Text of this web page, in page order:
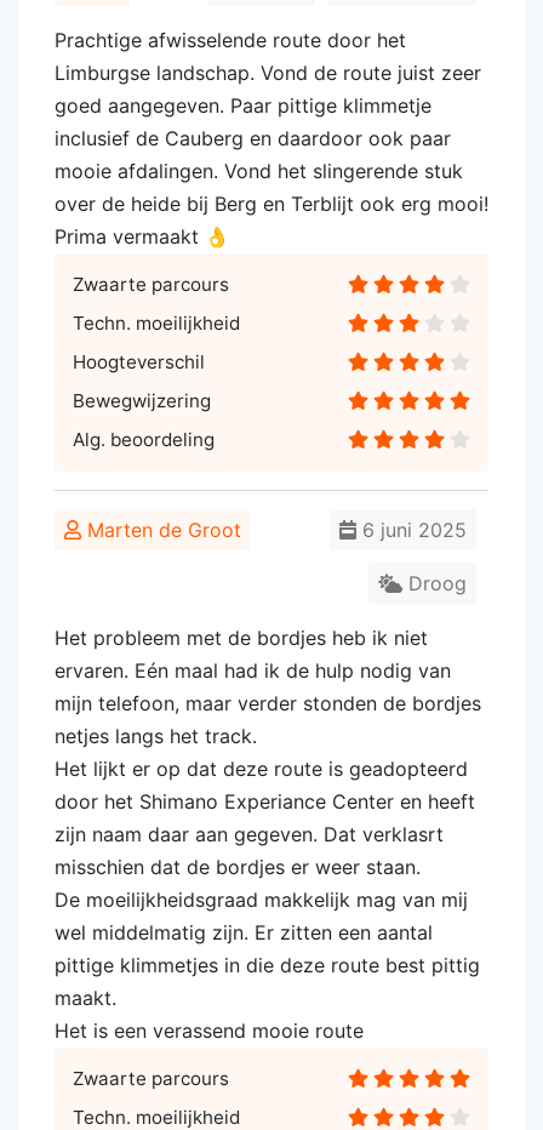
Prachtige afwisselende route door het
Limburgse landschap. Vond de route juist zeer
goed aangegeven. Paar pittige klimmetje
inclusief de Cauberg en daardoor ook paar
mooie afdalingen. Vond het slingerende stuk
over de heide bij Berg en Terblijt ook erg mooi!
Prima vermaakt 👌
Zwaarte parcours
Techn. moeilijkheid
Hoogteverschil
Bewegwijzering
Alg. beoordeling
Marten de Groot 6 juni 2025
Droog
Het probleem met de bordjes heb ik niet
ervaren. Eén maal had ik de hulp nodig van
mijn telefoon, maar verder stonden de bordjes
netjes langs het track.
Het lijkt er op dat deze route is geadopteerd
door het Shimano Experiance Center en heeft
zijn naam daar aan gegeven. Dat verklasrt
misschien dat de bordjes er weer staan.
De moeilijkheidsgraad makkelijk mag van mij
wel middelmatig zijn. Er zitten een aantal
pittige klimmetjes in die deze route best pittig
maakt.
Het is een verassend mooie route
Zwaarte parcours
Techn. moeilijkheid